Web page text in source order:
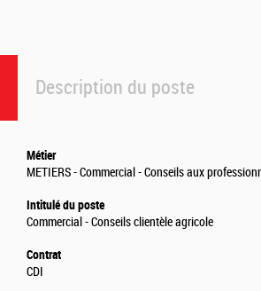
Description du poste
Métier
METIERS - Commercial - Conseils aux
Intitulé du poste
Commercial - Conseils clientèle agricole
Contrat
CDI